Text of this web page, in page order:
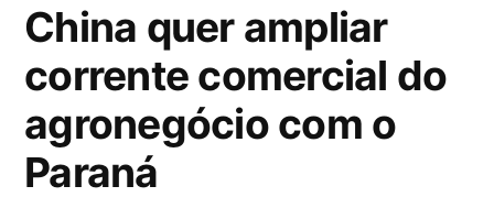
China quer ampliar
corrente comercial do
agronegócio com o
Paraná